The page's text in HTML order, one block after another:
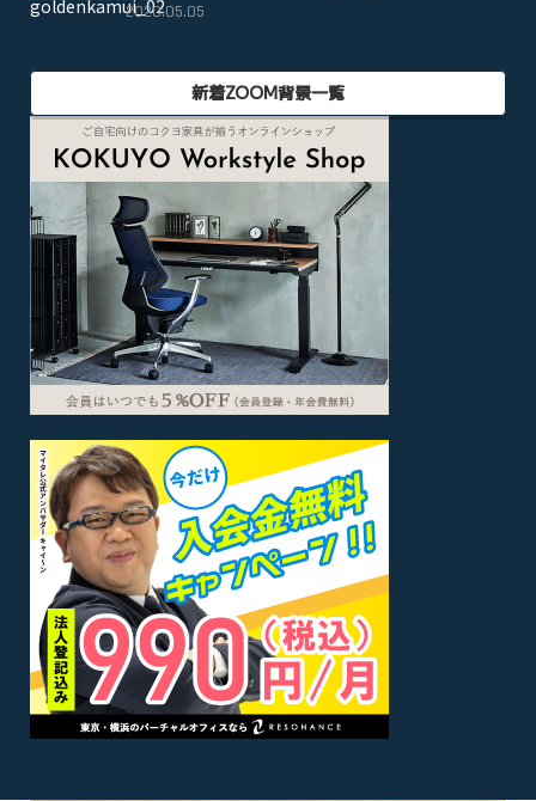
2020.05.05
新着ZOOM背景一覧